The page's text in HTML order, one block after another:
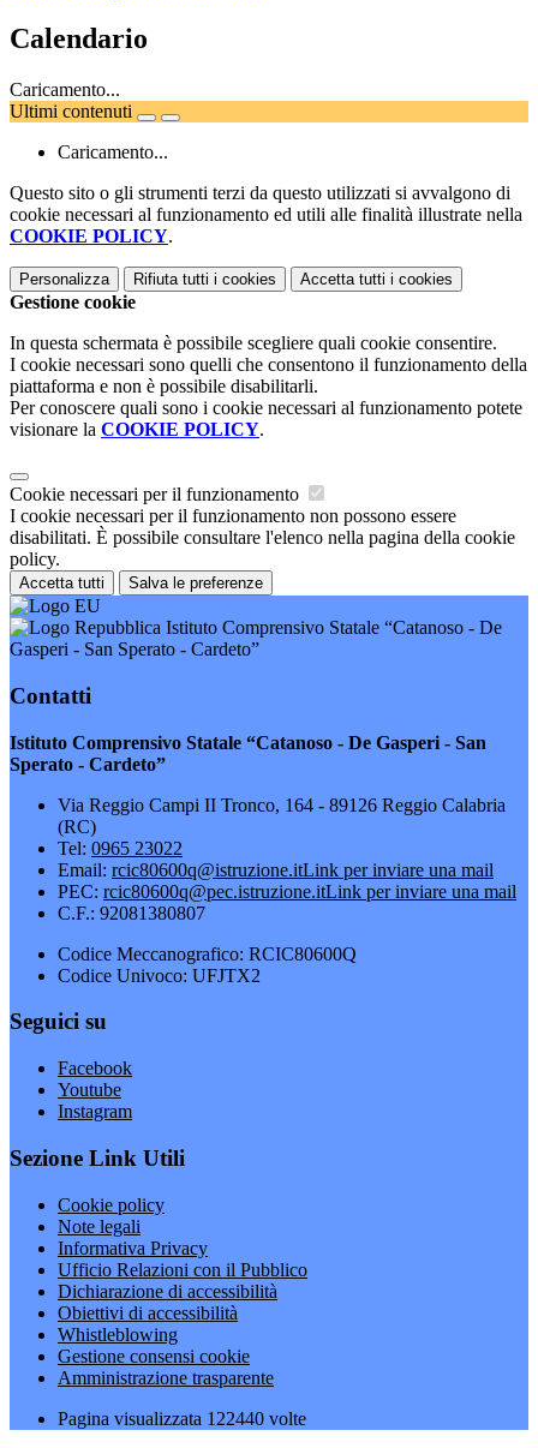
Calendario
Caricamento...
Ultimi contenuti
Caricamento...
Questo sito o gli strumenti terzi da questo utilizzati si avvalgono di
cookie necessari al funzionamento ed utili alle finalità illustrate nella
COOKIE POLICY.
Personalizza Rifiuta tutti i cookies Accetta tutti i cookies
Gestione cookie
In questa schermata è possibile scegliere quali cookie consentire.
I cookie necessari sono quelli che consentono il funzionamento della
piattaforma e non è possibile disabilitarli.
Per conoscere quali sono i cookie necessari al funzionamento potete
visionare la COOKIE POLICY.
Cookie necessari per il funzionamento
I cookie necessari per il funzionamento non possono essere
disabilitati. È possibile consultare l'elenco nella pagina della cookie
policy.
Accetta tutti Salva le preferenze
Istituto Comprensivo Statale “Catanoso - De
Gasperi - San Sperato - Cardeto”
Contatti
Istituto Comprensivo Statale “Catanoso - De Gasperi - San
Sperato - Cardeto”
Via Reggio Campi II Tronco, 164 - 89126 Reggio Calabria
(RC)
Tel: 0965 23022
Email: rcic80600q@istruzione.itLink per inviare una mail
PEC: rcic80600q@pec.istruzione.itLink per inviare una mail
C.F.: 92081380807
Codice Meccanografico: RCIC80600Q
Codice Univoco: UFJTX2
Seguici su
Facebook
Youtube
Instagram
Sezione Link Utili
Cookie policy
Note legali
Informativa Privacy
Ufficio Relazioni con il Pubblico
Dichiarazione di accessibilità
Obiettivi di accessibilità
Whistleblowing
Gestione consensi cookie
Amministrazione trasparente
Pagina visualizzata 122440 volte